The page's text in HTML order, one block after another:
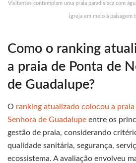
Visitantes contemplam uma praia paradisíaca com
igreja em meio à paisagem
Como o ranking
a praia de Ponta de
de Guadalupe?
O ranking atualizado colocou a
Senhora de Guadalupe entre os
gestão de praia, considerando
qualidade sanitária, segurança,
ecossistema. A avaliação envolveu